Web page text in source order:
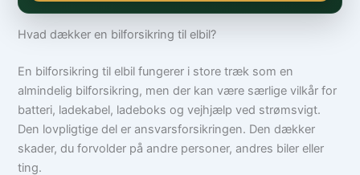
Hvad dækker en bilforsikring til elbil?
En bilforsikring til elbil fungerer i store træk som en
almindelig bilforsikring, men der kan være særlige vilkår for
batteri, ladekabel, ladeboks og vejhjælp ved strømsvigt.
Den lovpligtige del er ansvarsforsikringen. Den dækker
skader, du forvolder på andre personer, andres biler eller
ting.